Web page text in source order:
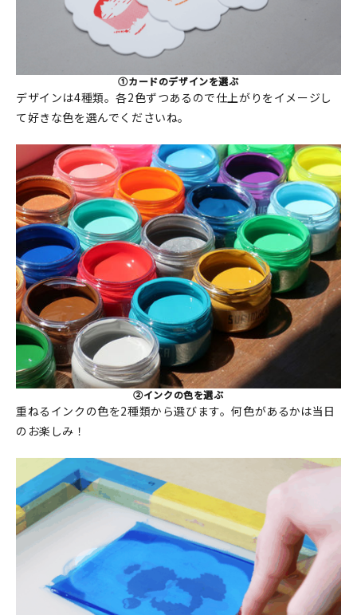
①カードのデザインを選ぶ
デザインは4種類。各2色ずつあるので仕上がりをイメージし
て好きな色を選んでくださいね。
②インクの色を選ぶ
重ねるインクの色を2種類から選びます。何色があるかは当日
のお楽しみ！